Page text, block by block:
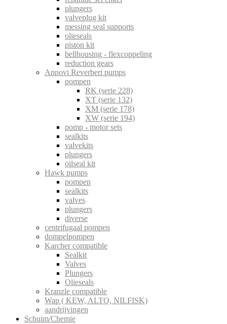
plungers
valveplug kit
messing seal supports
olieseals
piston kit
bellhousing - flexcoppeling
reduction gears
Annovi Reverberi pumps
pompen
RK (serie 228)
XT (serie 132)
XM (serie 178)
XW (serie 194)
pomp - motor sets
sealkits
valvekits
plungers
oilseal kit
Hawk pumps
pompen
sealkits
valves
plungers
diverse
centrifugaal pompen
dompelpompen
Karcher compatible
Sealkit
Valves
Plungers
Olieseals
Kranzle compatible
Wap ( KEW, ALTO, NILFISK)
aandrijvingen
Schuim/Chemie